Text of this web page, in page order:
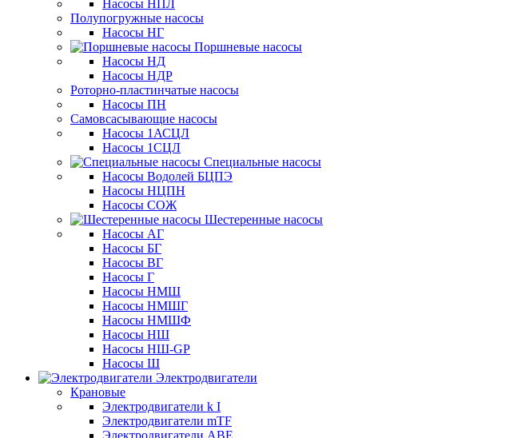
Насосы НПЛ
Полупогружные насосы
Насосы НГ
Поршневые насосы
Насосы НД
Насосы НДР
Роторно-пластинчатые насосы
Насосы ПН
Самовсасывающие насосы
Насосы 1АСЦЛ
Насосы 1СЦЛ
Специальные насосы
Насосы Водолей БЦПЭ
Насосы НЦПН
Насосы СОЖ
Шестеренные насосы
Насосы АГ
Насосы БГ
Насосы ВГ
Насосы Г
Насосы НМШ
Насосы НМШГ
Насосы НМШФ
Насосы НШ
Насосы НШ-GP
Насосы Ш
Электродвигатели
Крановые
Электродвигатели k I
Электродвигатели mTF
Электродвигатели АВЕ